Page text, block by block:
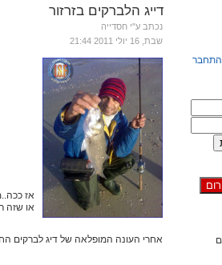
התחבר
דייג הלברקים בזרזור
נכתב ע"י חסדייה
שבת, 16 יולי 2011 21:44
אז
או שזה
אחרי העונה המופלאה של דיג לברקים